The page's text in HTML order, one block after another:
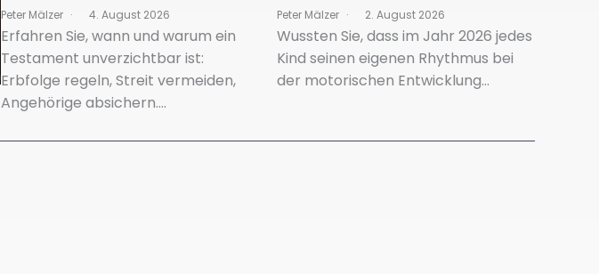
Peter Mälzer 4. August 2026
Erfahren Sie, wann und warum ein
Testament unverzichtbar ist:
Erbfolge regeln, Streit vermeiden,
Angehörige absichern….
Peter Mälzer 2. August 2026
Wussten Sie, dass im Jahr 2026 jedes
Kind seinen eigenen Rhythmus bei
der motorischen Entwicklung…